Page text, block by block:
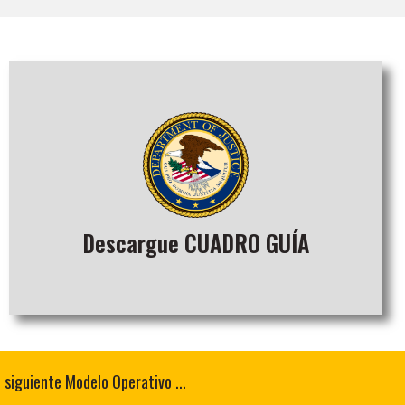
Descargue CUADRO GUÍA
Descargue solo el cuadro guía del
Modelo Operativo ...